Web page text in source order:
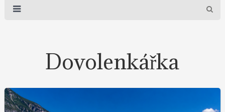
Dovolenkářka